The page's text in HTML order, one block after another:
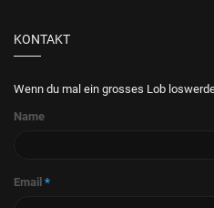
KONTAKT
Wenn du mal ein grosses Lob
Name
Email *